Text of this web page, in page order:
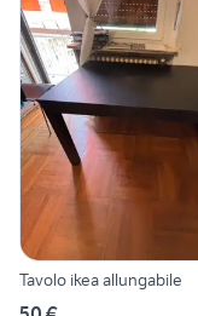
Tavolo ikea allungabile